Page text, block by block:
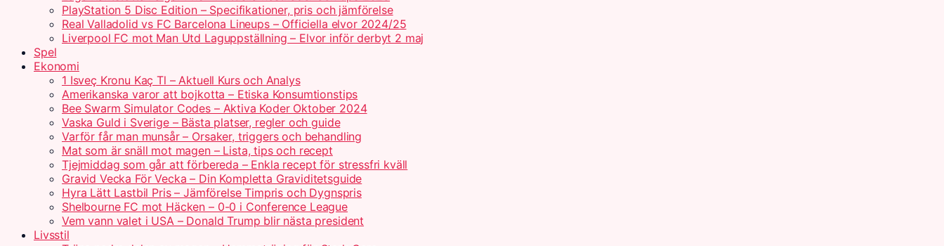
PlayStation 5 Disc Edition – Specifikationer, pris och jämförelse
Real Valladolid vs FC Barcelona Lineups – Officiella elvor 2024/25
Liverpool FC mot Man Utd Laguppställning – Elvor inför derbyt 2 maj
Spel
Ekonomi
1 Isveç Kronu Kaç Tl – Aktuell Kurs och Analys
Amerikanska varor att bojkotta – Etiska Konsumtionstips
Bee Swarm Simulator Codes – Aktiva Koder Oktober 2024
Vaska Guld i Sverige – Bästa platser, regler och guide
Varför får man munsår – Orsaker, triggers och behandling
Mat som är snäll mot magen – Lista, tips och recept
Tjejmiddag som går att förbereda – Enkla recept för stressfri kväll
Gravid Vecka För Vecka – Din Kompletta Graviditetsguide
Hyra Lätt Lastbil Pris – Jämförelse Timpris och Dygnspris
Shelbourne FC mot Häcken – 0-0 i Conference League
Vem vann valet i USA – Donald Trump blir nästa president
Livsstil